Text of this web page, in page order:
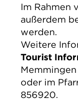
Im Rahmen
außerdem
werden.
Weitere
Tourist
Memmingen
oder im
856920.